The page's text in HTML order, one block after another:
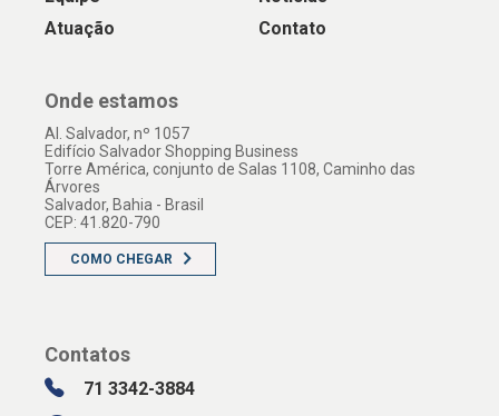
Atuação
Contato
Onde estamos
Al. Salvador, nº 1057
Edifício Salvador Shopping Business
Torre América, conjunto de Salas 1108, Caminho das
Árvores
Salvador, Bahia - Brasil
CEP: 41.820-790
COMO CHEGAR
Contatos
71 3342-3884